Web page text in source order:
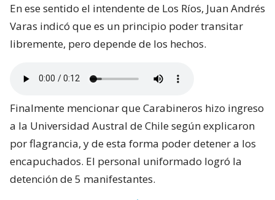
En ese sentido el intendente de Los Ríos, Juan Andrés
Varas indicó que es un principio poder transitar
libremente, pero depende de los hechos.
Finalmente mencionar que Carabineros hizo ingreso
a la Universidad Austral de Chile según explicaron
por flagrancia, y de esta forma poder detener a los
encapuchados. El personal uniformado logró la
detención de 5 manifestantes.